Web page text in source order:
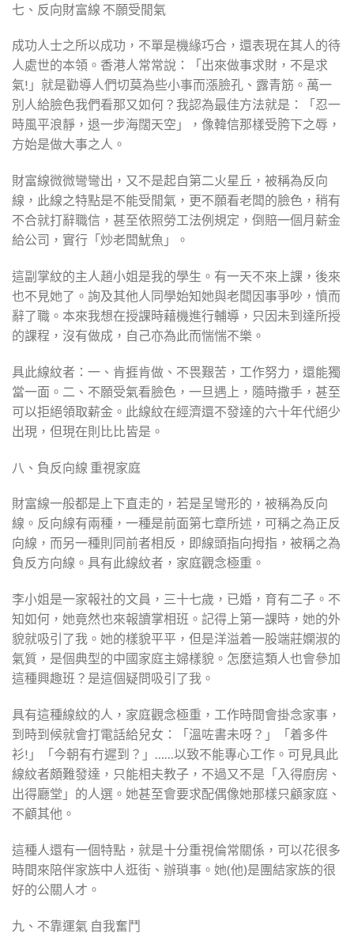
七、反向財富線 不願受閒氣
成功人士之所以成功，不單是機緣巧合，還表現在其人的待
人處世的本領。香港人常常說：「出來做事求財，不是求
氣!」就是勸導人們切莫為些小事而漲臉孔、露青筋。萬一
別人給臉色我們看那又如何？我認為最佳方法就是：「忍一
時風平浪靜，退一步海闊天空」，像韓信那樣受胯下之辱，
方始是做大事之人。
財富線微微彎彎出，又不是起自第二火星丘，被稱為反向
線，此線之特點是不能受閒氣，更不願看老闆的臉色，稍有
不合就打辭職信，甚至依照勞工法例規定，倒賠一個月薪金
給公司，實行「炒老闆魷魚」。
這副掌紋的主人趙小姐是我的學生。有一天不來上課，後來
也不見她了。詢及其他人同學始知她與老闆因事爭吵，憤而
辭了職。本來我想在授課時藉機進行輔導，只因未到達所授
的課程，沒有做成，自己亦為此而惴惴不樂。
具此線紋者：一、肯捱肯做、不畏艱苦，工作努力，還能獨
當一面。二、不願受氣看臉色，一旦遇上，隨時撒手，甚至
可以拒絕領取薪金。此線紋在經濟還不發達的六十年代絕少
出現，但現在則比比皆是。
八、負反向線 重視家庭
財富線一般都是上下直走的，若是呈彎形的，被稱為反向
線。反向線有兩種，一種是前面第七章所述，可稱之為正反
向線，而另一種則同前者相反，即線頭指向拇指，被稱之為
負反方向線。具有此線紋者，家庭觀念極重。
李小姐是一家報社的文員，三十七歲，已婚，育有二子。不
知如何，她竟然也來報讀掌相班。記得上第一課時，她的外
貌就吸引了我。她的樣貌平平，但是洋溢着一股端莊嫻淑的
氣質，是個典型的中國家庭主婦樣貌。怎麼這類人也會參加
這種興趣班？是這個疑問吸引了我。
具有這種線紋的人，家庭觀念極重，工作時間會掛念家事，
到時到候就會打電話給兒女：「溫咗書未呀？」「着多件
衫!」「今朝有冇遲到？」……以致不能專心工作。可見具此
線紋者頗難發達，只能相夫教子，不過又不是「入得廚房、
出得廳堂」的人選。她甚至會要求配偶像她那樣只顧家庭、
不顧其他。
這種人還有一個特點，就是十分重視倫常關係，可以花很多
時間來陪伴家族中人逛街、辦瑣事。她(他)是團結家族的很
好的公關人才。
九、不靠運氣 自我奮鬥